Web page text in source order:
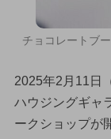
チョコレートブ
2025年2月11日
ハウジングギャ
ークショップが